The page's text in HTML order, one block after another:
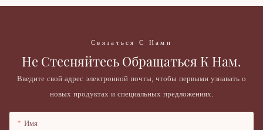
Связаться С Нами
Не Стесняйтесь Обращаться К Нам.
Введите свой адрес электронной почты, чтобы первыми узнавать о
новых продуктах и ​​специальных предложениях.
Имя